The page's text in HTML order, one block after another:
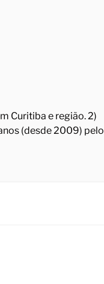
Curitiba e região. 2)
(desde 2009) pelo